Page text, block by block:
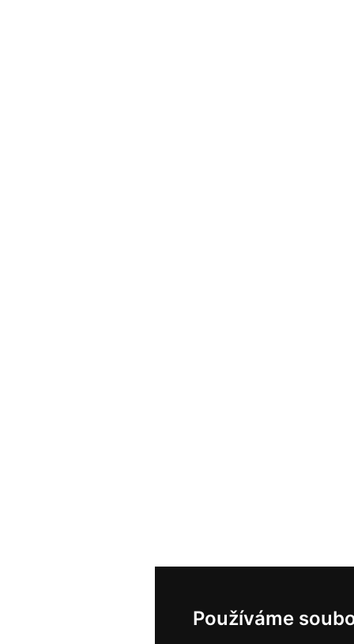
Používáme